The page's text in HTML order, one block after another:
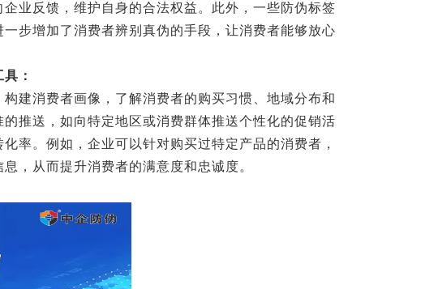
业反馈，维护自身的合法权益。此外，一些防伪标签
步增加了消费者辨别真伪的手段，让消费者能够放心
：
建消费者画像，了解消费者的购买习惯、地域分布和
推送，如向特定地区或消费群体推送个性化的促销活
率。例如，企业可以针对购买过特定产品的消费者，
，从而提升消费者的满意度和忠诚度。